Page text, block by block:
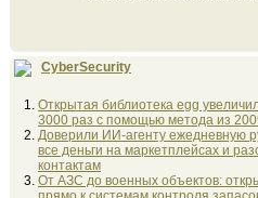
CyberSecurity
Открытая библиотека egg
3000 раз с помощью метода из
Доверили ИИ-агенту ежедневную
все деньги на маркетплейсах и
контактам
От АЗС до военных объектов: